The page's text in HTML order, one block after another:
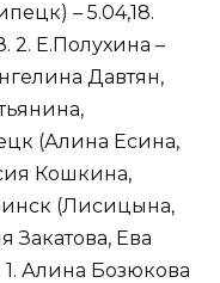
– 5.04,18.
2. Е.Полухина –
Давтян,
(Алина Есина,
Кошкина,
(Лисицына,
Закатова, Ева
1. Алина Бозюкова